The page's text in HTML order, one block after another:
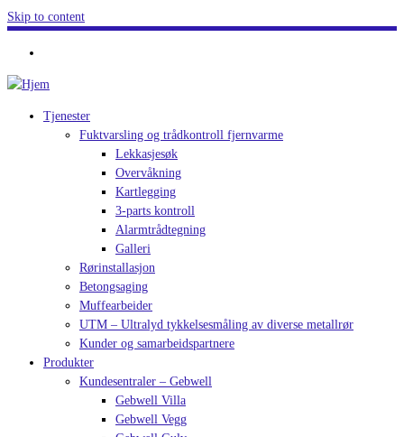
Skip to content
Tjenester
Fuktvarsling og trådkontroll fjernvarme
Lekkasjesøk
Overvåkning
Kartlegging
3-parts kontroll
Alarmtrådtegning
Galleri
Rørinstallasjon
Betongsaging
Muffearbeider
UTM – Ultralyd tykkelsesmåling av diverse metallrør
Kunder og samarbeidspartnere
Produkter
Kundesentraler – Gebwell
Gebwell Villa
Gebwell Vegg